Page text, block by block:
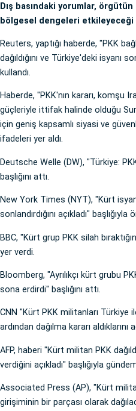
Dış basındaki yorumlar, örgütün
bölgesel dengeleri etkileyeceği
Reuters, yaptığı haberde, "PKK
dağıldığını ve Türkiye'deki isyanı
kullandı.
Haberde, "PKK'nın kararı, komşu
güçleriyle ittifak halinde olduğu
için geniş kapsamlı siyasi ve
ifadeleri yer aldı.
Deutsche Welle (DW), "Türkiye:
başlığını attı.
New York Times (NYT), "Kürt
sonlandırdığını açıkladı" başlığıyla
BBC, "Kürt grup PKK silah
yer verdi.
Bloomberg, "Ayrılıkçı kürt grubu
sona erdirdi" başlığını attı.
CNN "Kürt PKK militanları Türkiye
ardından dağılma kararı aldıklarını
AFP, haberi "Kürt militan PKK
verdiğini açıkladı" başlığıyla
Associated Press (AP), "Kürt
girişiminin bir parçası olarak